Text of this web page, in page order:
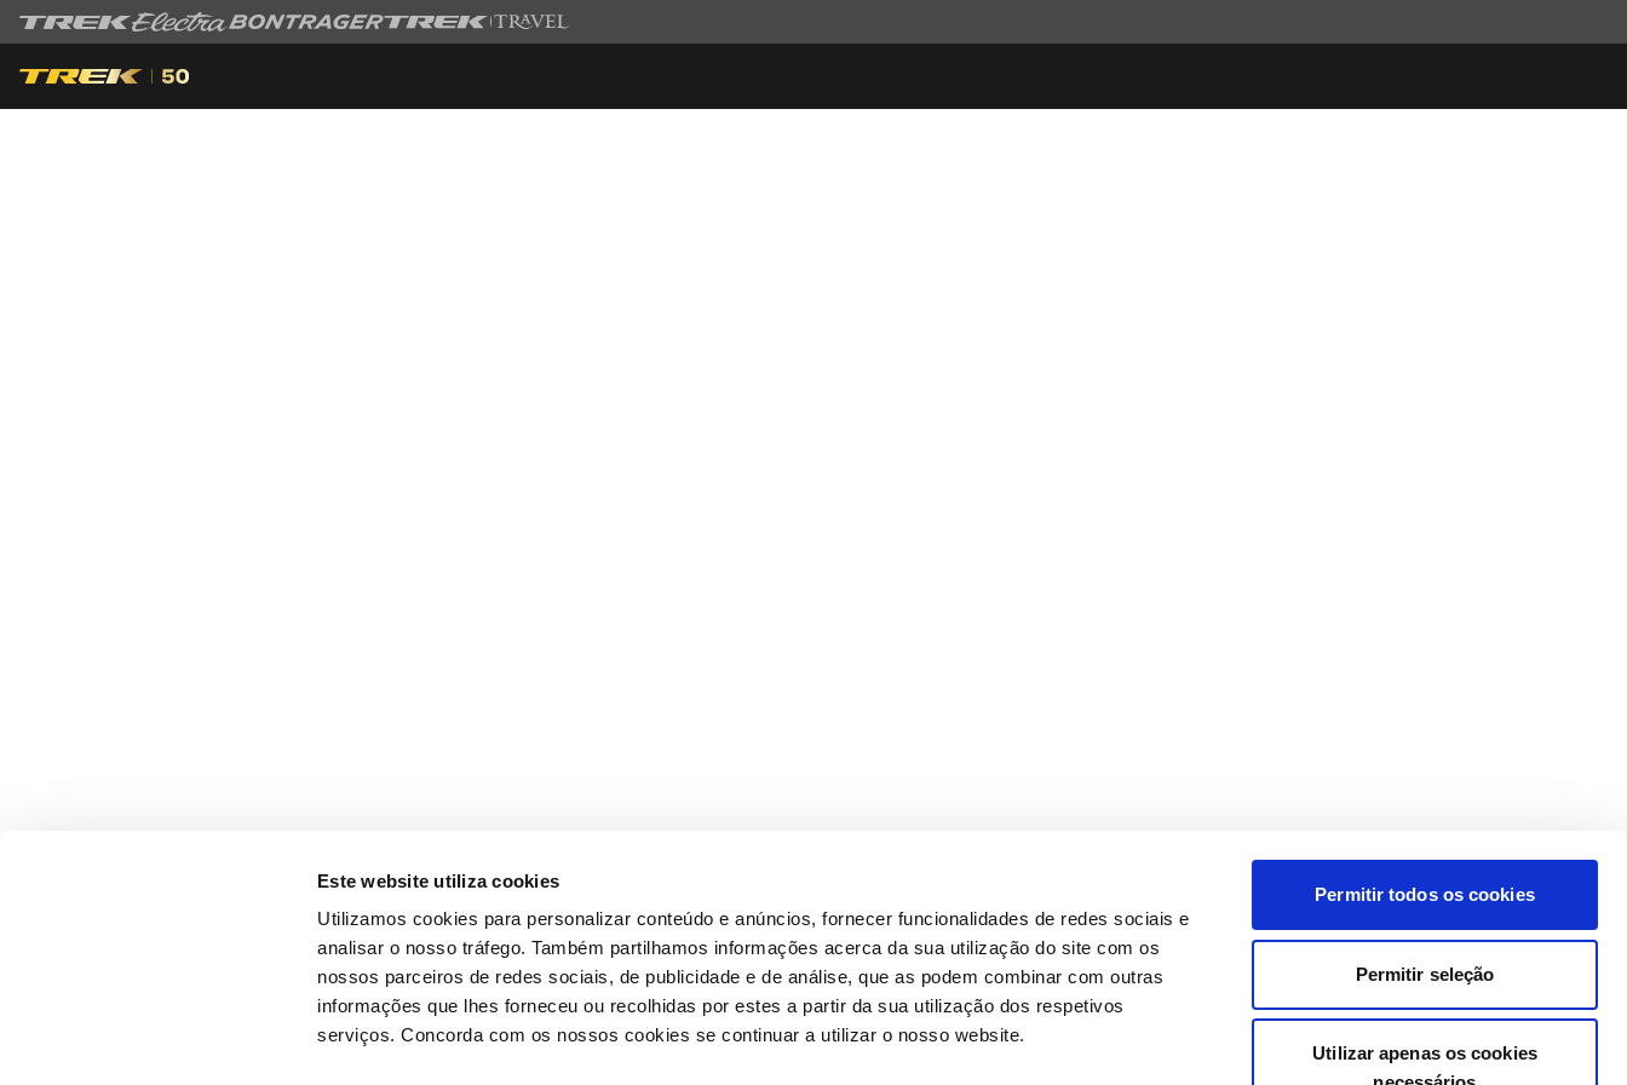
Este website utiliza cookies
Utilizamos cookies para personalizar conteúdo e anúncios, fornecer funcionalidades de redes sociais e
analisar o nosso tráfego. Também partilhamos informações acerca da sua utilização do site com os
nossos parceiros de redes sociais, de publicidade e de análise, que as podem combinar com outras
informações que lhes forneceu ou recolhidas por estes a partir da sua utilização dos respetivos
serviços. Concorda com os nossos cookies se continuar a utilizar o nosso website.
Permitir todos os cookies
Permitir seleção
Utilizar apenas os cookies